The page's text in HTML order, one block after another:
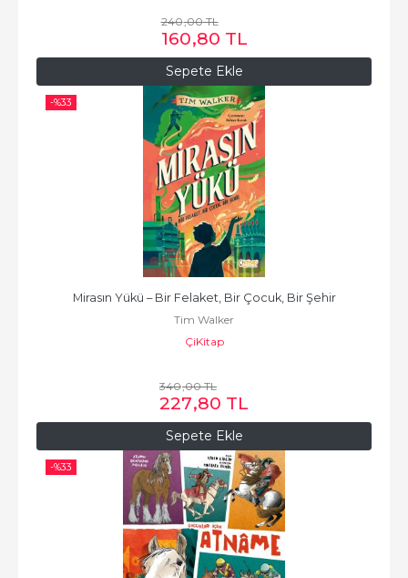
Sepete Ekle
240,00TL
160,80 TL
-%33
Sepete Ekle
Mirasın Yükü – Bir Felaket, Bir Çocuk, Bir Şehir
Tim Walker
ÇiKitap
340,00TL
227,80 TL
-%33